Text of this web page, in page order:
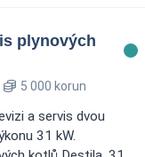
plynových
5 000 korun
a servis dvou
31 kW.